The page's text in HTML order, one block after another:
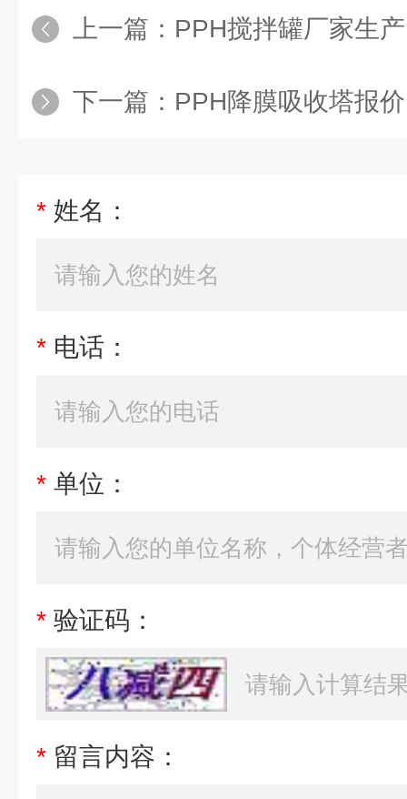
上一篇： PPH搅拌罐厂家生产
下一篇： PPH降膜吸收塔报价
* 姓名：
* 电话：
* 单位：
* 验证码：
* 留言内容：